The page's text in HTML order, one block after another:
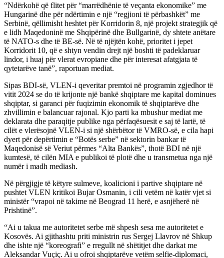
“Ndërkohë që flitet për “marrëdhënie të veçanta ekonomike” me
Hungarinë dhe për ndërtimin e një “regjioni të përbashkët” me
Serbinë, qëllimisht heshtet për Korridorin 8, një projekt strategjik që
e lidh Maqedoninë me Shqipërinë dhe Bullgarinë, dy shtete anëtare
të NATO-s dhe të BE-së. Në të njëjtën kohë, prioritet i jepet
Korridorit 10, që e shtyn vendin drejt një boshti të padeklaruar
lindor, i huaj për vlerat evropiane dhe për interesat afatgjata të
qytetarëve tanë”, raportuan mediat.
Sipas BDI-së, VLEN-i qeveritar premtoi në programin zgjedhor të
vitit 2024 se do të krijonte një bankë shqiptare me kapital dominues
shqiptar, si garanci për fuqizimin ekonomik të shqiptarëve dhe
zhvillimin e balancuar rajonal. Kjo parti ka mbushur mediat me
deklarata dhe paraqitje publike nga përfaqësuesit e saj të lartë, të
cilët e vlerësojnë VLEN-i si një shërbëtor të VMRO-së, e cila hapi
dyert për depërtimin e “Botës serbe” në sektorin bankar të
Maqedonisë së Veriut përmes “Alta Bankës”, thotë BDI në një
kumtesë, të cilën MIA e publikoi të plotë dhe u transmetua nga një
numër i madh mediash.
Në përgjigje të këtyre sulmeve, koalicioni i partive shqiptare në
pushtet VLEN kritikoi Bujar Osmanin, i cili vetëm në katër vjet si
ministër “vrapoi në takime në Beograd 11 herë, e asnjëherë në
Prishtinë”.
“Ai u takua me autoritetet serbe më shpesh sesa me autoritetet e
Kosovës. Ai gjithashtu priti ministrin rus Sergej Llavrov në Shkup
dhe ishte një “koreografi” e rregullt në shëtitjet dhe darkat me
Aleksandar Vuçiç. Ai u ofroi shqiptarëve vetëm selfie-diplomaci,